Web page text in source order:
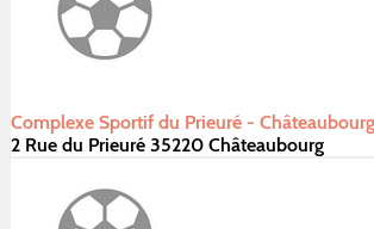
Complexe Sportif du Prieuré - Châteaubourg
2 Rue du Prieuré 35220 Châteaubourg